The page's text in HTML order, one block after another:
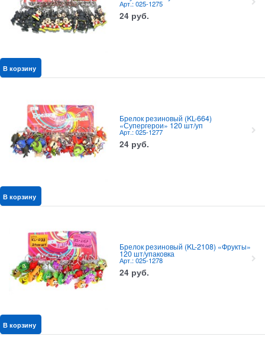
Арт.: 025-1275
24 руб.
В корзину
Брелок резиновый (KL-664)
«Супергерои» 120 шт/уп
Арт.: 025-1277
24 руб.
В корзину
Брелок резиновый (KL-2108) «Фрукты»
120 шт/упаковка
Арт.: 025-1278
24 руб.
В корзину